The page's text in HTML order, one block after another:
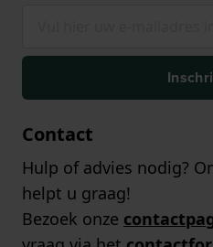
Contact
Hulp of advies nodig?
helpt u graag!
Bezoek onze